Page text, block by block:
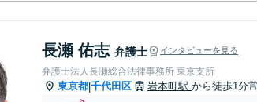
長瀬 佑志 弁護士 インタビューを見る
弁護士法人長瀬総合法律事務所 東京支所
東京都|千代田区 岩本町駅 から徒歩1分